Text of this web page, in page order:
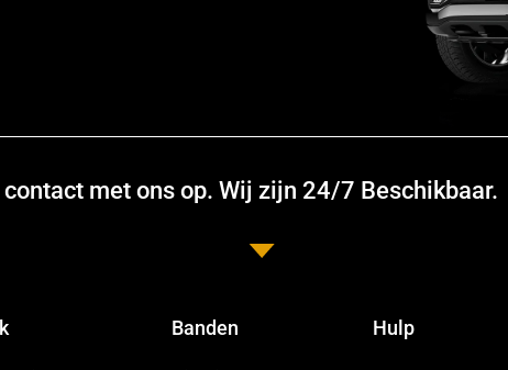
met ons op. Wij zijn 24/7 Beschikbaar.
Banden Hulp